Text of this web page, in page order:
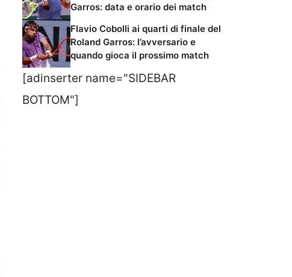
Garros: data e orario dei match
Flavio Cobolli ai quarti di finale del
Roland Garros: l’avversario e
quando gioca il prossimo match
[adinserter name="SIDEBAR
BOTTOM"]